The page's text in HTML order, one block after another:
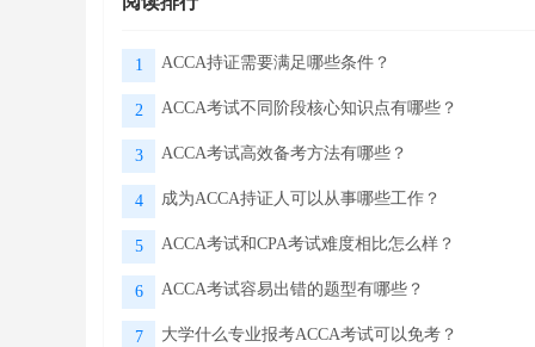
1 ACCA持证需要满足哪些条件？
2 ACCA考试不同阶段核心知识点有哪些？
3 ACCA考试高效备考方法有哪些？
4 成为ACCA持证人可以从事哪些工作？
5 ACCA考试和CPA考试难度相比怎么样？
6 ACCA考试容易出错的题型有哪些？
7 大学什么专业报考ACCA考试可以免考？